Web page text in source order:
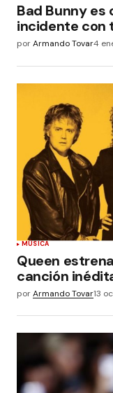
Bad Bunny
incidente con
porArmando Tovar4
MÚSICA
Queen
canción
porArmando Tovar13